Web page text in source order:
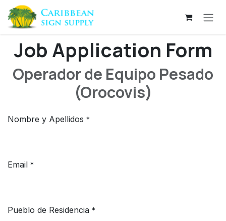
Skip to Content
Job Application Form
Operador de Equipo Pesado
(Orocovis)
Nombre y Apellidos *
Email *
Pueblo de Residencia *